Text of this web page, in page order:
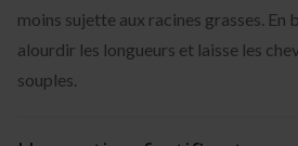
moins sujette aux racines grasses. En
alourdir les longueurs et laisse les
souples.